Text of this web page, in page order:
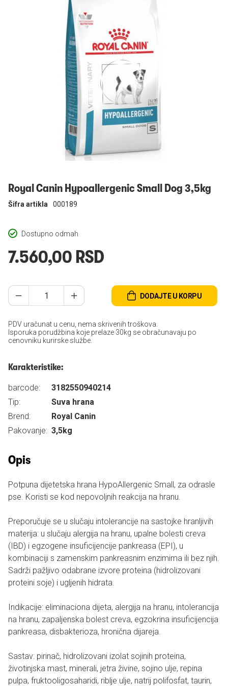
Royal Canin Hypoallergenic Small Dog 3,5kg
Dostupno odmah
Šifra artikla 000189
7.560,00 RSD
DODAJTE U KORPU
PDV uračunat u cenu, nema skrivenih troškova.
Isporuka porudžbina koje prelaze 30kg se obračunavaju po
cenovniku kurirske službe.
Karakteristike:
barcode:
3182550940214
Tip:
Suva hrana
Brend:
Royal Canin
Pakovanje: 3,5kg
Opis
Potpuna dijetetska hrana HypoAllergenic Small, za odrasle
pse. Koristi se kod nepovoljnih reakcija na hranu.
Preporučuje se u slučaju intolerancije na sastojke hranljivih
materija: u slučaju alergija na hranu, upalne bolesti creva
(IBD) i egzogene insuficijencije pankreasa (EPI), u
kombinaciji s zamenskim pankreasnim enzimima ili bez njih.
Sadrži pažljivo odabrane izvore proteina (hidrolizovani
proteini soje) i ugljenih hidrata.
Indikacije: eliminaciona dijeta, alergija na hranu, intolerancija
na hranu, zapaljenska bolest creva, egzokrina insuficijencija
pankreasa, disbakterioza, hronična dijareja.
Sastav: pirinač, hidrolizovani izolat sojinih proteina,
životinjska mast, minerali, jetra živine, sojino ulje, repina
pulpa, fruktooligosaharidi, riblje ulje, natrij polifosfat, taurin,